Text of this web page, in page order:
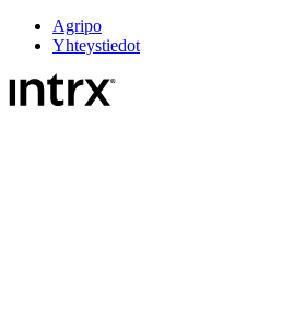
Agripo
Yhteystiedot